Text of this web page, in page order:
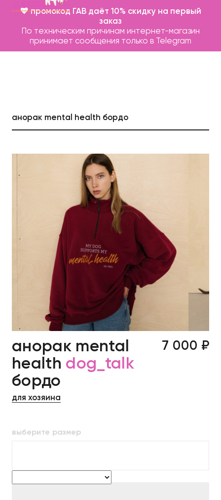
💖 промокод ГАВ даёт 10% скидку на первый
заказ
По техническим причинам интернет-магазин
принимает сообщения только в Telegram
анорак mental health бордо
анорак mental
health dog_talk
бордо
для хозяина
7 000 ₽
выберите размер
Бренды
Записаться на груминг